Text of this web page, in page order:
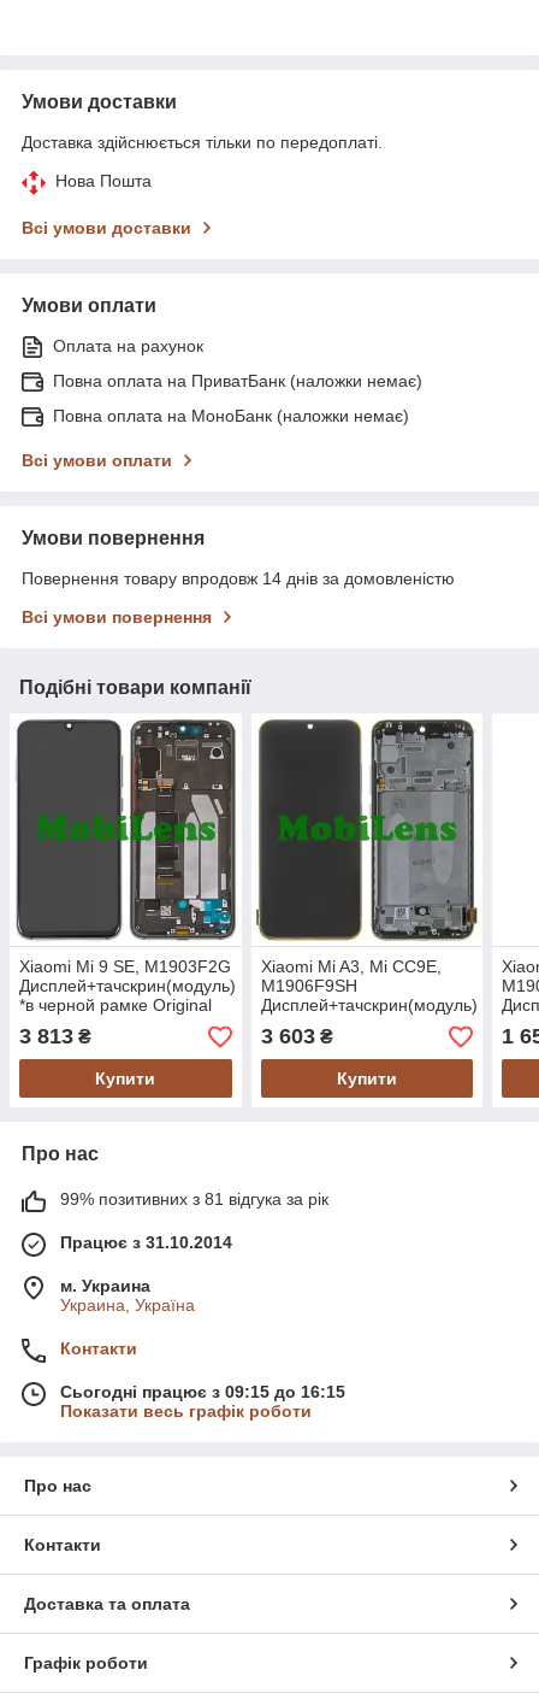
Умови доставки
Доставка здійснюється тільки по передоплаті.
Нова Пошта
Всі умови доставки
Умови оплати
Оплата на рахунок
Повна оплата на ПриватБанк (наложки немає)
Повна оплата на МоноБанк (наложки немає)
Всі умови оплати
Умови повернення
Повернення товару впродовж 14 днів за домовленістю
Всі умови повернення
Подібні товари компанії
Xiaomi Mi 9 SE, M1903F2G
Дисплей+тачскрин(модуль)
*в черной рамке Original
3 813 ₴
Купити
Xiaomi Mi A3, Mi CC9E,
M1906F9SH
Дисплей+тачскрин(модуль)
*в черной рамке Original
AMOLED *Service
3 603₴
Купити
1
Про нас
99% позитивних з 81 відгука за рік
Працює з 31.10.2014
м. Украина
Украина, Україна
Контакти
Сьогодні працює з 09:15 до 16:15
Показати весь графік роботи
Про нас
Контакти
Доставка та оплата
Графік роботи